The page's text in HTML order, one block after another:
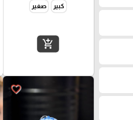
كبير صغير
add_shopping_cart
favorite_border